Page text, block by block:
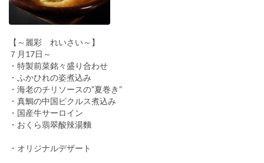
【～麗彩 れいさい～】
７月17日～
・特製前菜銘々盛り合わせ
・ふかひれの姿煮込み
・海老のチリソースの”夏巻き”
・真鯛の中国ピクルス煮込み
・国産牛サーロイン
・おくら翡翠酸辣湯麵
・オリジナルデザート